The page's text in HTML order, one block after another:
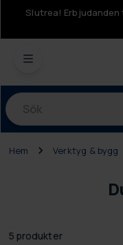
Slutrea!
Produkter
Hem Verktyg & bygg
5 produkter